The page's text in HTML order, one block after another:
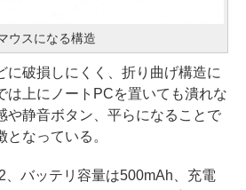
ウスになる構造
破損しにくく、折り曲げ構造に
は上にノートPCを置いても潰れな
や静音ボタン、平らになることで
なっている。
バッテリ容量は500mAh、充電